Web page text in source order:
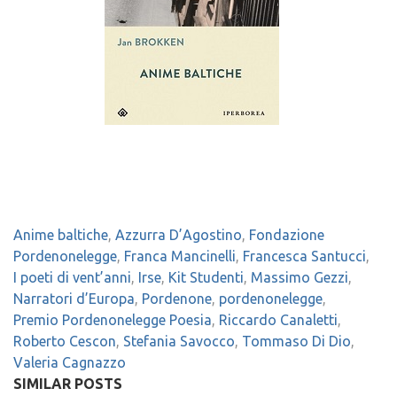
Anime baltiche, Azzurra D’Agostino, Fondazione
Pordenonelegge, Franca Mancinelli, Francesca Santucci,
I poeti di vent’anni, Irse, Kit Studenti, Massimo Gezzi,
Narratori d’Europa, Pordenone, pordenonelegge,
Premio Pordenonelegge Poesia, Riccardo Canaletti,
Roberto Cescon, Stefania Savocco, Tommaso Di Dio,
Valeria Cagnazzo
SIMILAR POSTS